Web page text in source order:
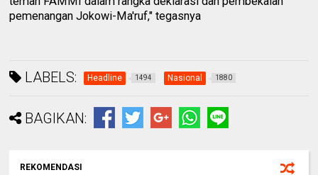
pemenangan Jokowi-Ma'ruf," tegasnya
LABELS: Headline 1494 Nasional 1880
BAGIKAN:
REKOMENDASI